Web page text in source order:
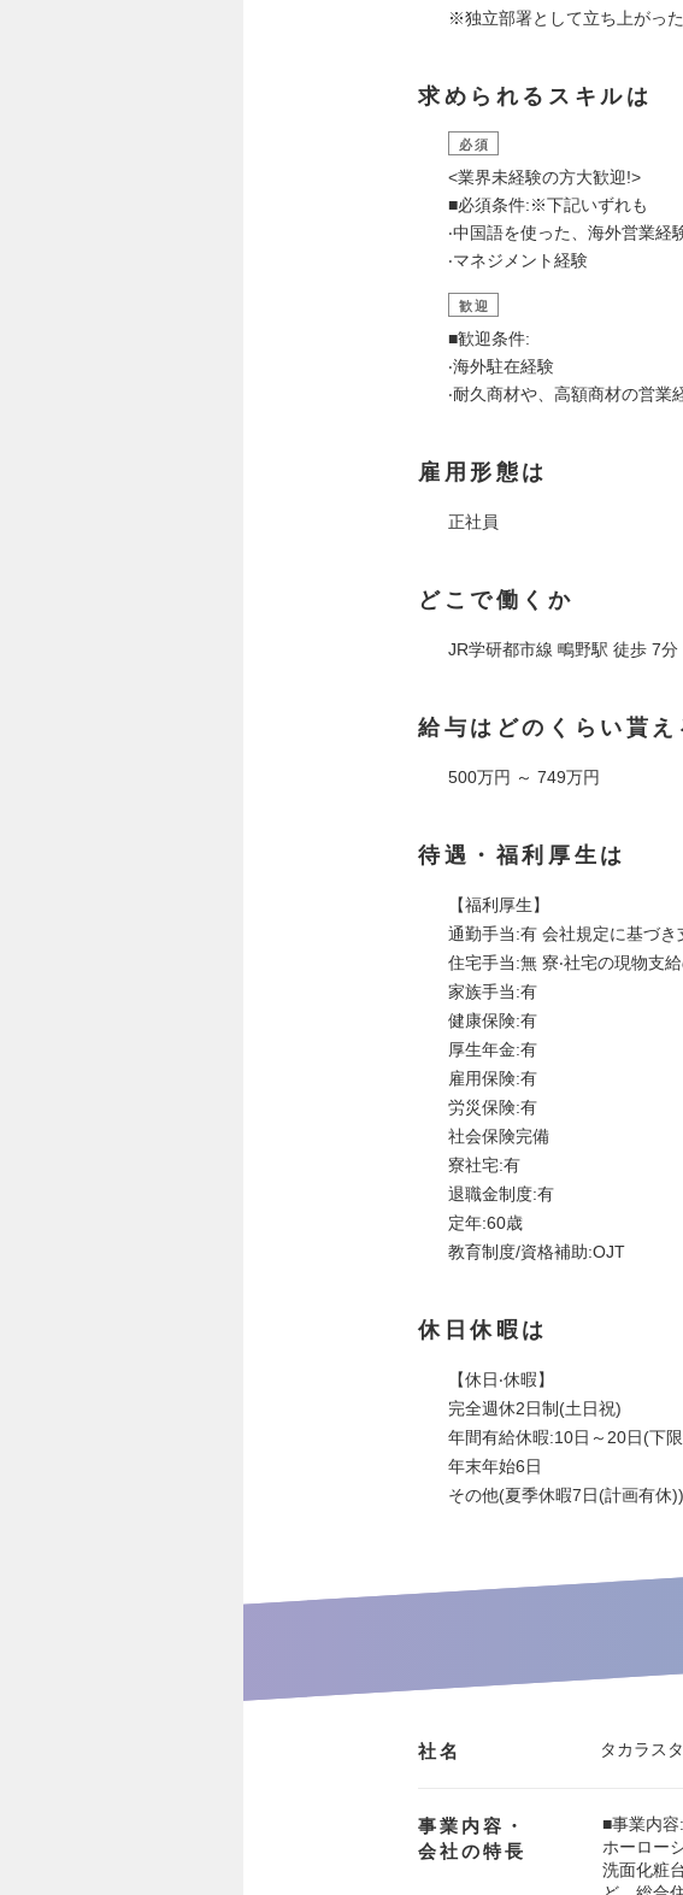
※独立部署として立ち上がっ
求められるスキルは
必須
<業界未経験の方大歓迎!>
■必須条件:※下記いずれも
‧中国語を使った、海外営業経
‧マネジメント経験
歓迎
■歓迎条件:
‧海外駐在経験
‧耐久商材や、高額商材の営業
雇用形態は
正社員
どこで働くか
JR学研都市線 鴫野駅 徒歩 7分
給与はどのくらい貰え
500万円 ～ 749万円
待遇・福利厚生は
【福利厚生】
通勤手当:有 会社規定に基づき
住宅手当:無 寮‧社宅の現物支
家族手当:有
健康保険:有
厚生年金:有
雇用保険:有
労災保険:有
社会保険完備
寮社宅:有
退職金制度:有
定年:60歳
教育制度/資格補助:OJT
休日休暇は
【休日‧休暇】
完全週休2日制(土日祝)
年間有給休暇:10日～20日(下
年末年始6日
その他(夏季休暇7日(計画有休))
社名 タカラス
事業内容・
会社の特長
■事業内容:
ホーロー
洗面化粧